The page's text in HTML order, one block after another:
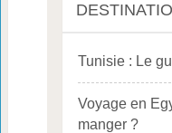
Tunisie : Le
Voyage en
manger ?